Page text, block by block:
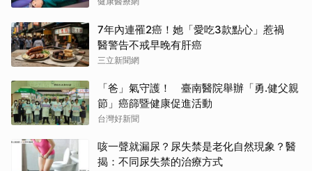
7年內連罹2癌！她「愛吃3款點心」惹禍
醫警告不戒早晚有肝癌
三立新聞網
「爸」氣守護！ 臺南醫院舉辦「勇.健父親
節」癌篩暨健康促進活動
台灣好新聞
咳一聲就漏尿？尿失禁是老化自然現象？醫
揭：不同尿失禁的治療方式